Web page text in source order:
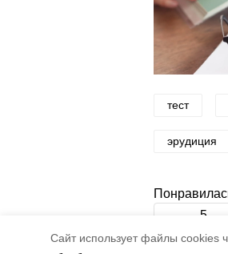
Cайт использует файлы cookies
тест
эрудиция
5